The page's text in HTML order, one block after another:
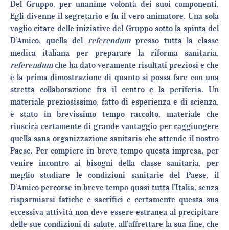
Del Gruppo, per unanime volontà dei suoi componenti,
Egli divenne il segretario e fu il vero animatore. Una sola
voglio citare delle iniziative del Gruppo sotto la spinta del
D’Amico, quella delreferendumpresso tutta la classe
medica italiana per preparare la riforma sanitaria,
referendumche ha dato veramente risultati preziosi e che
è la prima dimostrazione di quanto si possa fare con una
stretta collaborazione fra il centro e la periferia. Un
materiale preziosissimo, fatto di esperienza e di scienza,
è stato in brevissimo tempo raccolto, materiale che
riuscirà certamente di grande vantaggio per raggiungere
quella sana organizzazione sanitaria che attende il nostro
Paese. Per compiere in breve tempo questa impresa, per
venire incontro ai bisogni della classe sanitaria, per
meglio studiare le condizioni sanitarie del Paese, il
D’Amico percorse in breve tempo quasi tutta l’Italia, senza
risparmiarsi fatiche e sacrifici e certamente questa sua
eccessiva attività non deve essere estranea al precipitare
delle sue condizioni di salute, all’affrettare la sua fine, che